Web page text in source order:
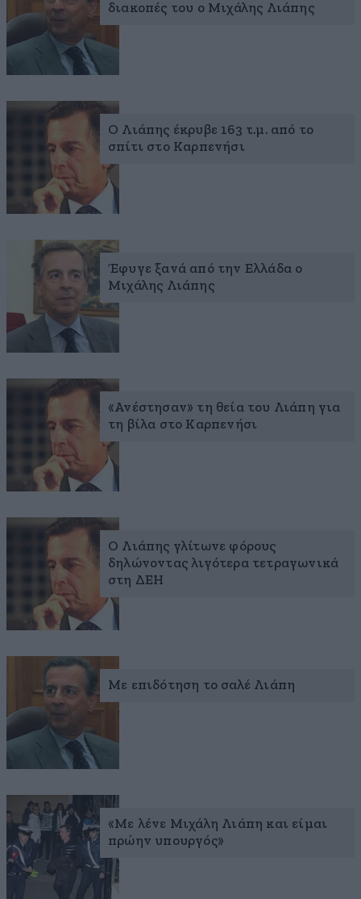
διακοπές του ο Μιχάλης Λιάπης
Ο Λιάπης έκρυβε 163 τ.μ. από το
σπίτι στο Καρπενήσι
Έφυγε ξανά από την Ελλάδα ο
Μιχάλης Λιάπης
«Ανέστησαν» τη θεία του Λιάπη για
τη βίλα στο Καρπενήσι
Ο Λιάπης γλίτωνε φόρους
δηλώνοντας λιγότερα τετραγωνικά
στη ΔΕΗ
Με επιδότηση το σαλέ Λιάπη
«Με λένε Μιχάλη Λιάπη και είμαι
πρώην υπουργός»